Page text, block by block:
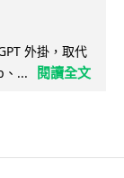
外掛，取代
、...
閱讀全文